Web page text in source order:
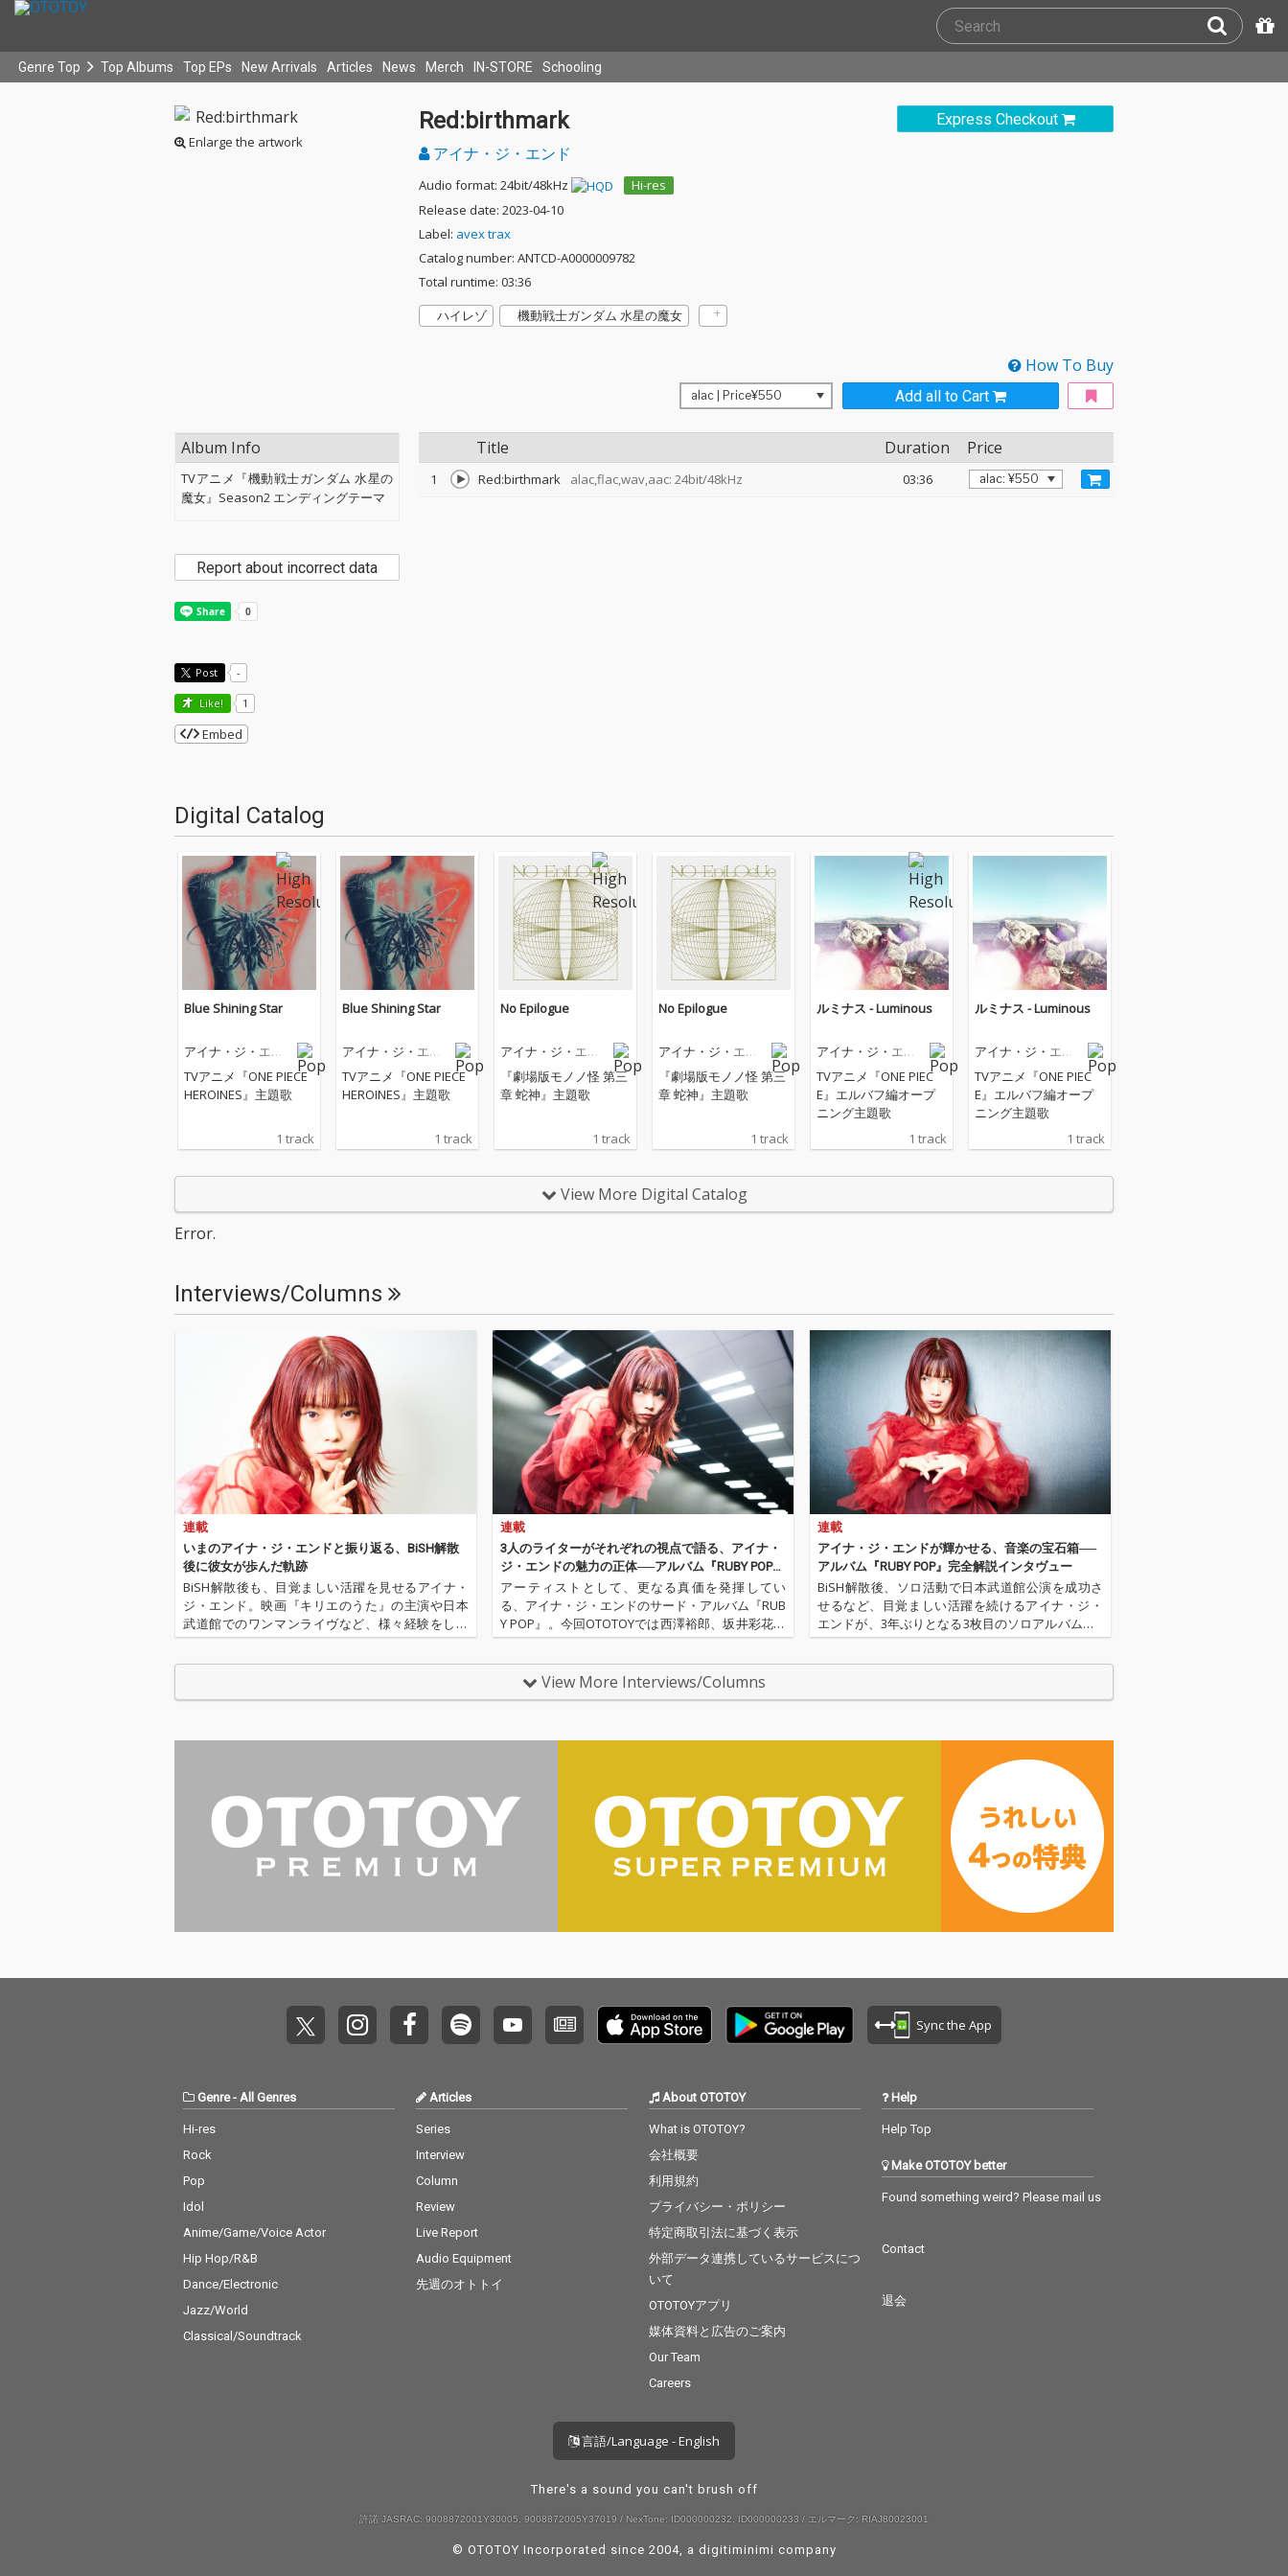
Genre Top Top Albums Top EPs New Arrivals Articles News Merch IN-STORE Schooling
Enlarge the artwork
Express Checkout
Red:birthmark
アイナ・ジ・エンド
Audio format: 24bit/48kHz
Hi-res
Release date: 2023-04-10
Label: avex trax
Catalog number: ANTCD-A0000009782
Total runtime: 03:36
ハイレゾ
機動戦士ガンダム 水星の魔女
How To Buy
Add all to Cart
Title Duration Price
1 Red:birthmark alac,flac,wav,aac: 24bit/48kHz 03:36
Album Info
TVアニメ『機動戦士ガンダム 水星の
魔女』Season2 エンディングテーマ
Report about incorrect data
Post -
Like! 1
Embed
Digital Catalog
Blue Shining Star
アイナ・ジ・エン
TVアニメ『ONE PIECE
HEROINES』主題歌
1 track
Blue Shining Star
アイナ・ジ・エン
TVアニメ『ONE PIECE
HEROINES』主題歌
1 track
No Epilogue
アイナ・ジ・エン
『劇場版モノノ怪 第三
章 蛇神』主題歌
1 track
No Epilogue
アイナ・ジ・エン
『劇場版モノノ怪 第三
章 蛇神』主題歌
1 track
ルミナス - Luminous
アイナ・ジ・エン
TVアニメ『ONE PIEC
E』エルバフ編オープ
ニング主題歌
1 track
ルミナス - Luminous
アイナ・ジ・エン
TVアニメ『ONE PIEC
E』エルバフ編オープ
ニング主題歌
1 track
View More Digital Catalog
Error.
Interviews/Columns
連載
いまのアイナ・ジ・エンドと振り返る、BiSH解散
後に彼女が歩んだ軌跡
BiSH解散後も、目覚ましい活躍を見せるアイナ・
ジ・エンド。映画『キリエのうた』の主演や日本
武道館でのワンマンライヴなど、様々経験をしな
がら、彼女はなにを思っていたのか。OTOTOYで
連載
3人のライターがそれぞれの視点で語る、アイナ・
ジ・エンドの魅力の正体──アルバム『RUBY POP』
クロス・レヴュー
アーティストとして、更なる真価を発揮してい
る、アイナ・ジ・エンドのサード・アルバム『RUB
Y POP』。今回OTOTOYでは西澤裕郎、坂井彩花、
田中大の3人のライターによる、アルバム『RUBY P
今作、そして…
連載
アイナ・ジ・エンドが輝かせる、音楽の宝石箱──
アルバム『RUBY POP』完全解説インタヴュー
BiSH解散後、ソロ活動で日本武道館公演を成功さ
せるなど、目覚ましい活躍を続けるアイナ・ジ・
エンドが、3年ぶりとなる3枚目のソロアルバム『R
UBY POP』をリリース。今作には、自身が作詞・
View More Interviews/Columns
Sync the App
Genre- All Genres
Hi-res
Rock
Pop
Idol
Anime/Game/Voice Actor
Hip Hop/R&B
Dance/Electronic
Jazz/World
Classical/Soundtrack
Articles
Series
Interview
Column
Review
Live Report
Audio Equipment
先週のオトトイ
About OTOTOY
What is OTOTOY?
会社概要
利用規約
プライバシー・ポリシー
特定商取引法に基づく表示
外部データ連携しているサービスにつ
いて
OTOTOYアプリ
媒体資料と広告のご案内
Our Team
Careers
Help
Help Top
Make OTOTOY better
Found something weird? Please mail us
Contact
退会
言語/Language - English
There's a sound you can't brush off
許諾 JASRAC: 9008872001Y30005, 9008872005Y37019 / NexTone: ID000000232, ID000000233 / エルマーク: RIAJ80023001
© OTOTOY Incorporated since 2004, a digitiminimi company